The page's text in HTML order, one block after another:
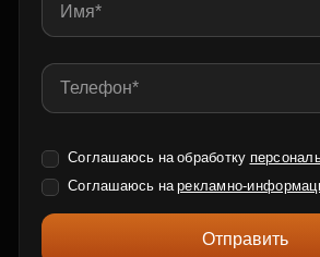
Соглашаюсь на обработку
Соглашаюсь нарекламно-
Отправить